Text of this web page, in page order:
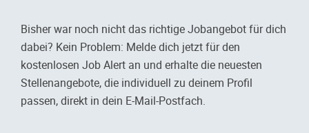
Bisher war noch nicht das richtige Jobangebot für dich
dabei? Kein Problem: Melde dich jetzt für den
kostenlosen Job Alert an und erhalte die neuesten
Stellenangebote, die individuell zu deinem Profil
passen, direkt in dein E-Mail-Postfach.